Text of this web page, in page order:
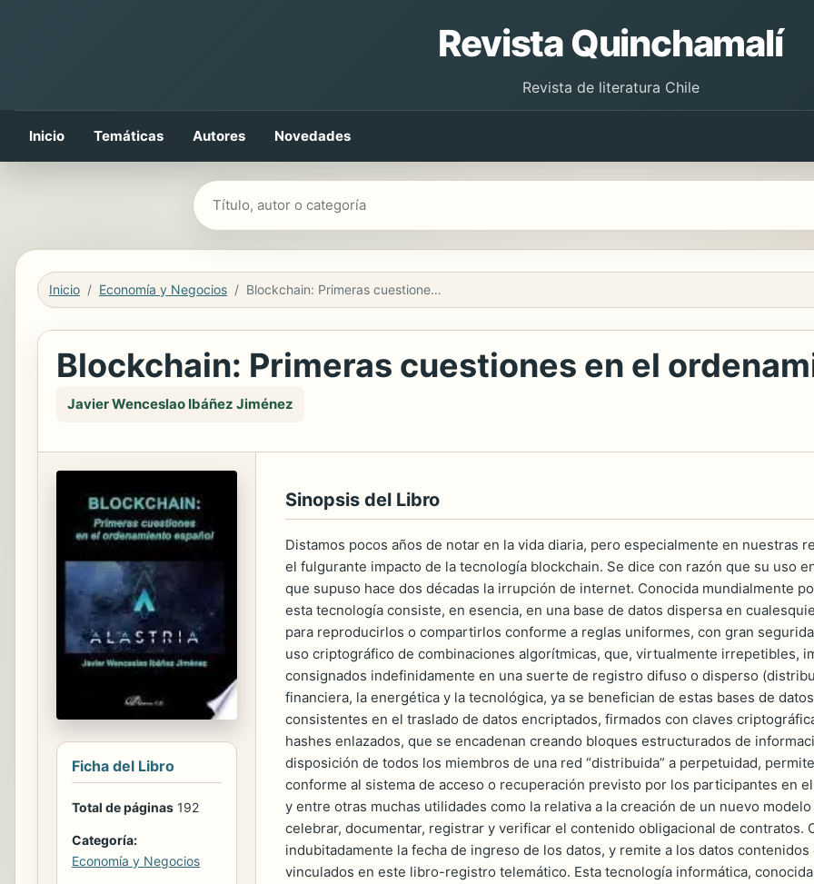
Revista Quinchamalí
Revista de literatura Chile
Inicio Temáticas Autores Novedades
Buscar libros
Inicio Economía y Negocios Blockchain: Primeras cuestiones en el ordenamiento español.
Blockchain: Primeras cuestiones en el
Javier Wenceslao Ibáñez Jiménez
Ficha del Libro
Total de páginas 192
Categoría:
Economía y Negocios
Sinopsis del Libro
Distamos pocos años de notar en la vida diaria, pero especialmente en nuestras
el fulgurante impacto de la tecnología blockchain. Se dice con razón que su uso
que supuso hace dos décadas la irrupción de internet. Conocida mundialmente
esta tecnología consiste, en esencia, en una base de datos dispersa en
para reproducirlos o compartirlos conforme a reglas uniformes, con gran
uso criptográfico de combinaciones algorítmicas, que, virtualmente irrepetibles,
consignados indefinidamente en una suerte de registro difuso o disperso
financiera, la energética y la tecnológica, ya se benefician de estas bases de
consistentes en el traslado de datos encriptados, firmados con claves
hashes enlazados, que se encadenan creando bloques estructurados de
disposición de todos los miembros de una red “distribuida” a perpetuidad,
conforme al sistema de acceso o recuperación previsto por los participantes en
y entre otras muchas utilidades como la relativa a la creación de un nuevo
celebrar, documentar, registrar y verificar el contenido obligacional de contratos.
indubitadamente la fecha de ingreso de los datos, y remite a los datos
vinculados en este libro-registro telemático. Esta tecnología informática,